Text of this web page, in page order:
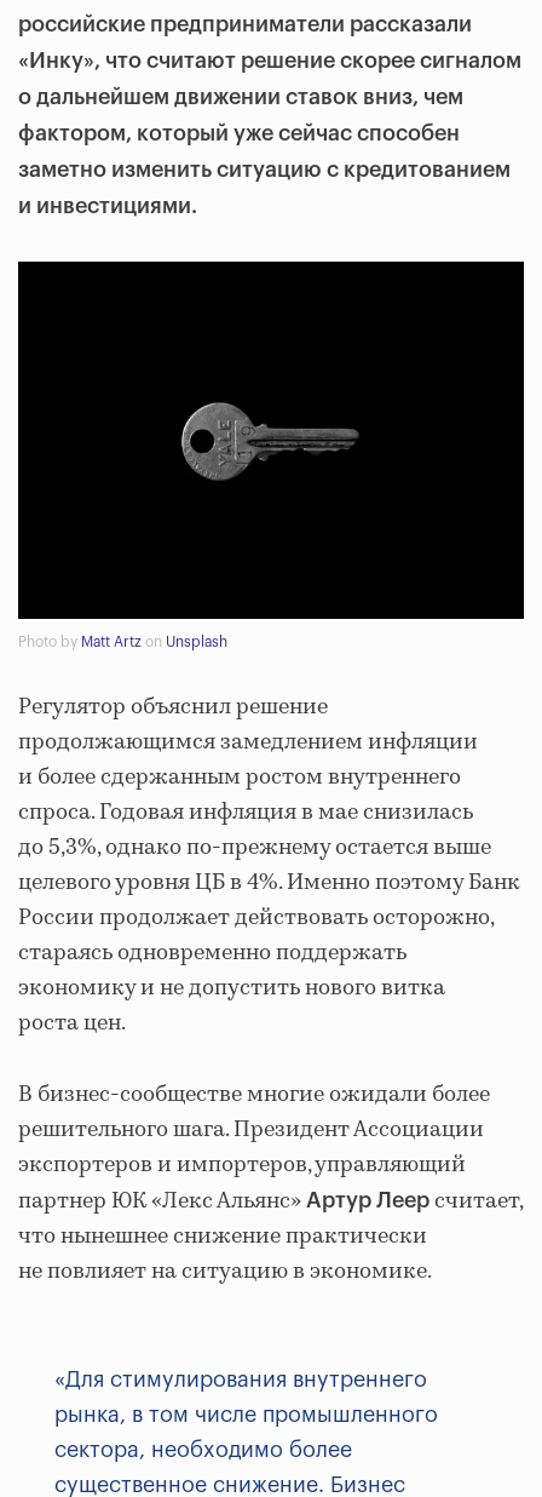
российские предприниматели рассказали
«Инку», что считают решение скорее сигналом
о дальнейшем движении ставок вниз, чем
фактором, который уже сейчас способен
заметно изменить ситуацию с кредитованием
и инвестициями.
Photo by Matt Artz on Unsplash
Регулятор объяснил решение
продолжающимся замедлением инфляции
и более сдержанным ростом внутреннего
спроса. Годовая инфляция в мае снизилась
до 5,3%, однако по-прежнему остается выше
целевого уровня ЦБ в 4%. Именно поэтому Банк
России продолжает действовать осторожно,
стараясь одновременно поддержать
экономику и не допустить нового витка
роста цен.
В бизнес-сообществе многие ожидали более
решительного шага. Президент Ассоциации
экспортеров и импортеров, управляющий
партнер ЮК «Лекс Альянс» Артур Леер считает,
что нынешнее снижение практически
не повлияет на ситуацию в экономике.
«Для стимулирования внутреннего
рынка, в том числе промышленного
сектора, необходимо более
существенное снижение. Бизнес